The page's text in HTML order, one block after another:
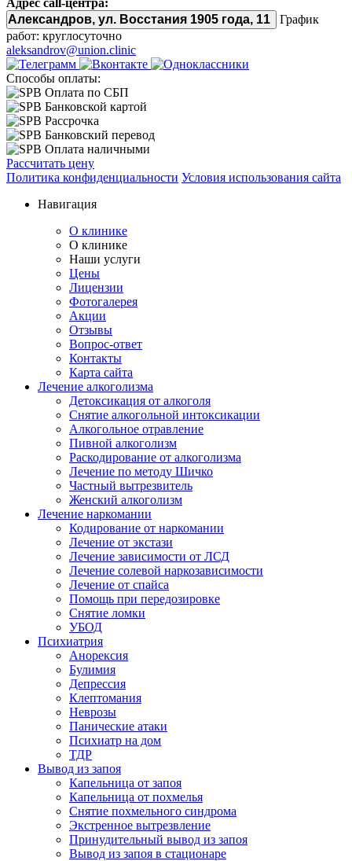
Александров, ул. Восстания 1905 года, 11
График
работ: круглосуточно
aleksandrov@union.clinic
Способы оплаты:
Оплата по СБП
Банковской картой
Рассрочка
Банковский перевод
Оплата наличными
Рассчитать цену
Политика конфиденциальности Условия использования сайта
Навигация
О клинике
О клинике
Наши услуги
Цены
Лицензии
Фотогалерея
Акции
Отзывы
Вопрос-ответ
Контакты
Карта сайта
Лечение алкоголизма
Детоксикация от алкоголя
Снятие алкогольной интоксикации
Алкогольное отравление
Пивной алкоголизм
Раскодирование от алкоголизма
Лечение по методу Шичко
Частный вытрезвитель
Женский алкоголизм
Лечение наркомании
Кодирование от наркомании
Лечение от экстази
Лечение зависимости от ЛСД
Лечение солевой наркозависимости
Лечение от спайса
Помощь при передозировке
Снятие ломки
УБОД
Психиатрия
Анорексия
Булимия
Депрессия
Клептомания
Неврозы
Панические атаки
Психиатр на дом
ТДР
Вывод из запоя
Капельница от запоя
Капельница от похмелья
Снятие похмельного синдрома
Экстренное вытрезвление
Принудительный вывод из запоя
Вывод из запоя в стационаре